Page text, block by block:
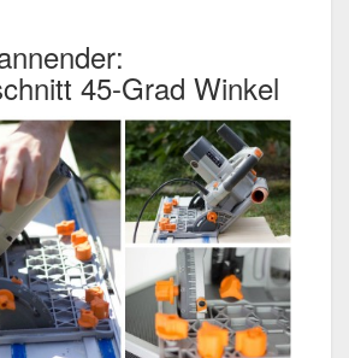
45-Grad Winkel